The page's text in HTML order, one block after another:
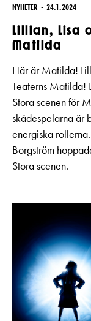
NYHETER 24.1.2024
Lillian, Lisa
Matilda
Här är Matilda!
Teaterns Matilda!
Stora scenen för
skådespelarna är
energiska
Borgström
Stora scenen.